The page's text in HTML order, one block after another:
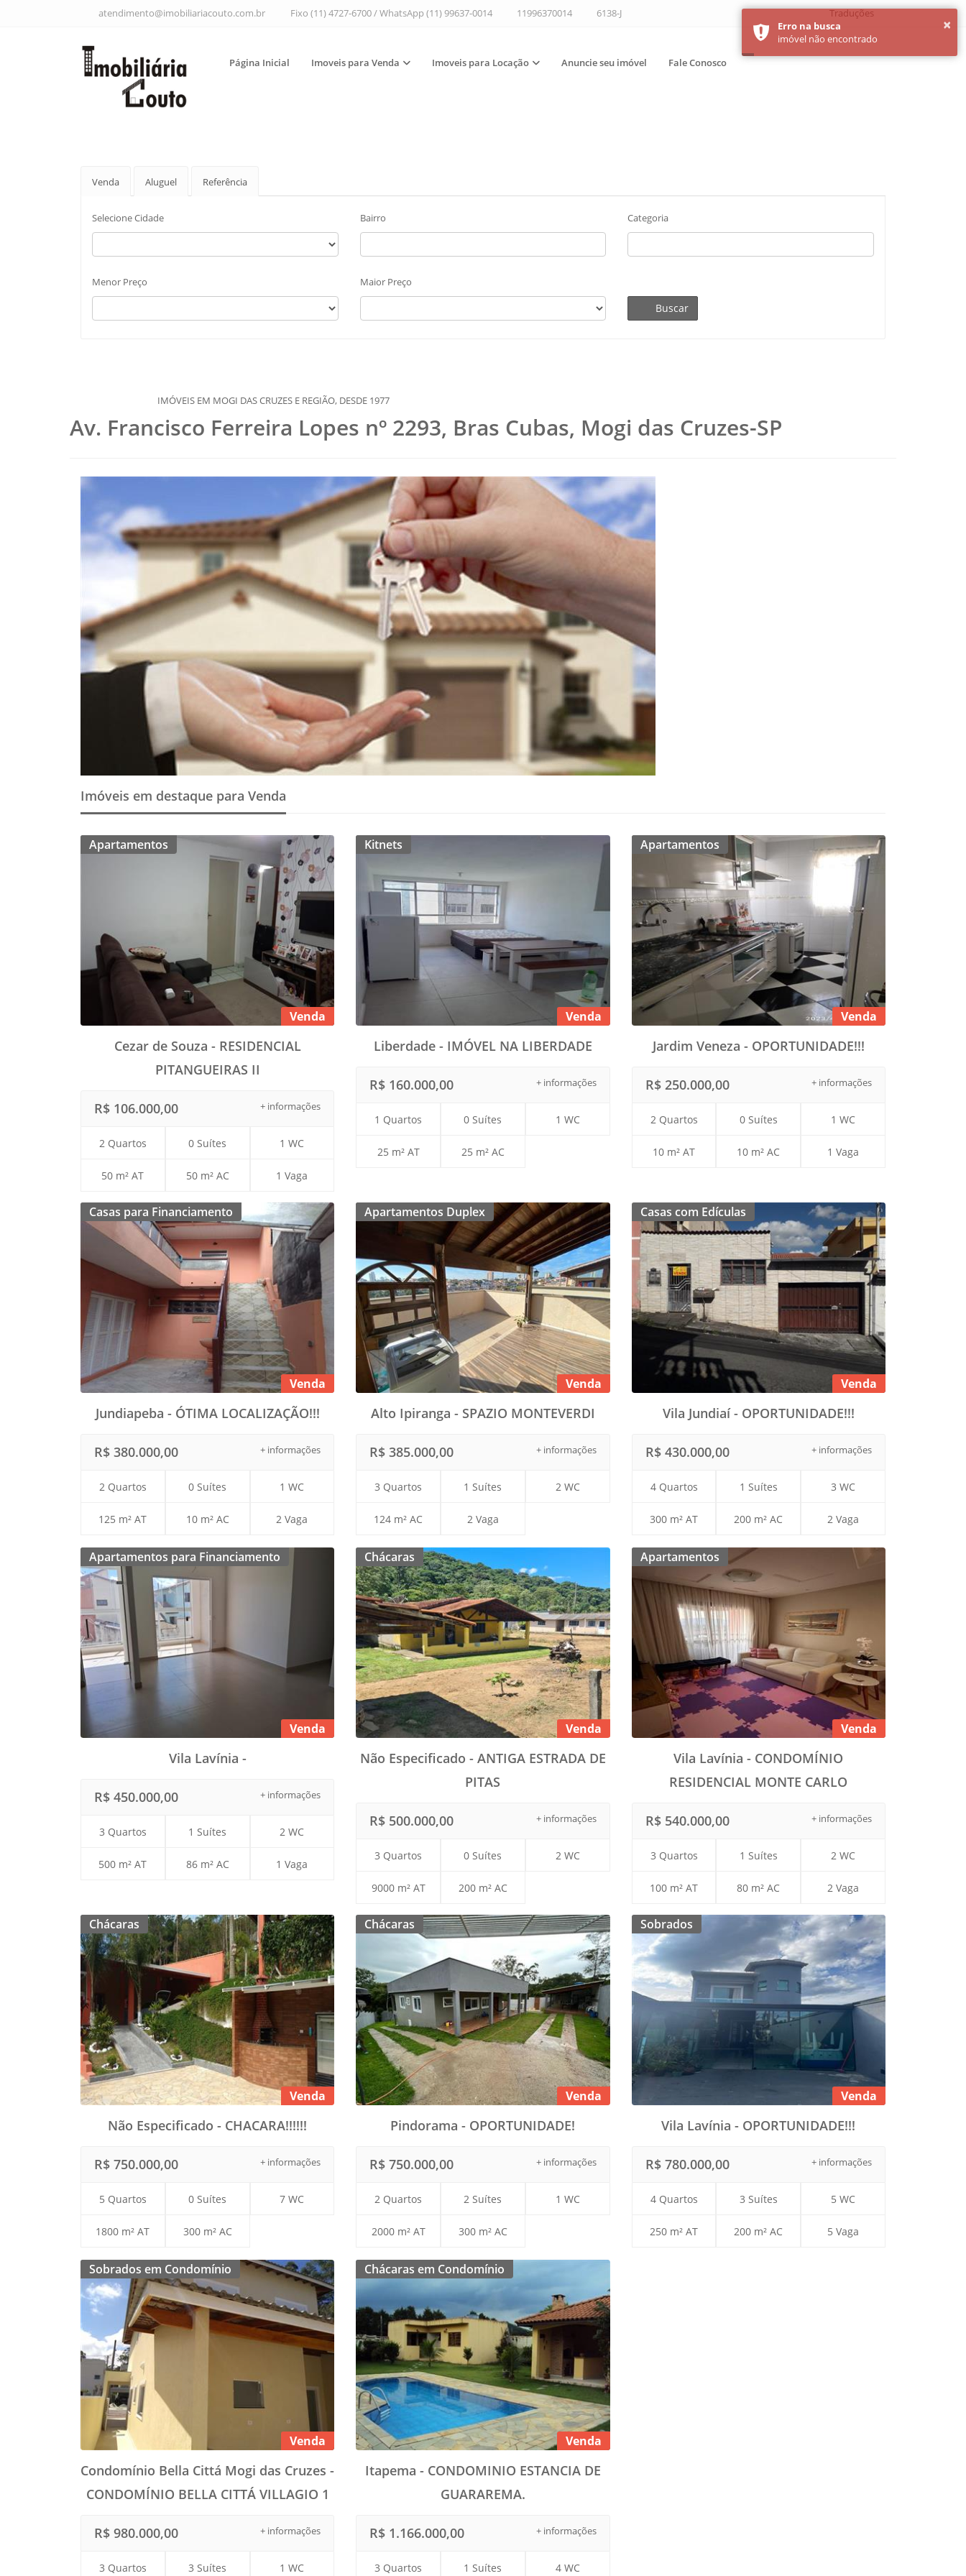
atendimento@imobiliariacouto.com.br Fixo (11) 4727-6700 / WhatsApp (11) 99637-0014 11996370014 6138-J Traduções
Página Inicial Imoveis para Venda Imoveis para Locação Anuncie seu imóvel Fale Conosco
Venda Aluguel Referência
Selecione Cidade Bairro Categoria
Menor Preço Maior Preço
Buscar
IMÓVEIS EM MOGI DAS CRUZES E REGIÃO, DESDE 1977
Av. Francisco Ferreira Lopes nº 2293, Bras Cubas, Mogi das Cruzes-SP
Imóveis em destaque para Venda
Apartamentos
Venda
Cezar de Souza - RESIDENCIAL
PITANGUEIRAS II
+ informações
R$ 106.000,00
2 Quartos 0 Suítes 1 WC
50 m² AT 50 m² AC 1 Vaga
Kitnets
Venda
Liberdade - IMÓVEL NA LIBERDADE
+ informações
R$ 160.000,00
1 Quartos 0 Suítes 1 WC
25 m² AT 25 m² AC
Apartamentos
Venda
Jardim Veneza - OPORTUNIDADE!!!
+ informações
R$ 250.000,00
2 Quartos 0 Suítes 1 WC
10 m² AT 10 m² AC 1 Vaga
Casas para Financiamento
Venda
Jundiapeba - ÓTIMA LOCALIZAÇÃO!!!
+ informações
R$ 380.000,00
2 Quartos 0 Suítes 1 WC
125 m² AT 10 m² AC 2 Vaga
Apartamentos Duplex
Venda
Alto Ipiranga - SPAZIO MONTEVERDI
+ informações
R$ 385.000,00
3 Quartos 1 Suítes 2 WC
124 m² AC 2 Vaga
Casas com Edículas
Venda
Vila Jundiaí - OPORTUNIDADE!!!
+ informações
R$ 430.000,00
4 Quartos 1 Suítes 3 WC
300 m² AT 200 m² AC 2 Vaga
Apartamentos para Financiamento
Venda
Vila Lavínia -
+ informações
R$ 450.000,00
3 Quartos 1 Suítes 2 WC
500 m² AT 86 m² AC 1 Vaga
Chácaras
Venda
Não Especificado - ANTIGA ESTRADA DE
PITAS
+ informações
R$ 500.000,00
3 Quartos 0 Suítes 2 WC
9000 m² AT 200 m² AC
Apartamentos
Venda
Vila Lavínia - CONDOMÍNIO
RESIDENCIAL MONTE CARLO
+ informações
R$ 540.000,00
3 Quartos 1 Suítes 2 WC
100 m² AT 80 m² AC 2 Vaga
Chácaras
Venda
Não Especificado - CHACARA!!!!!!
+ informações
R$ 750.000,00
5 Quartos 0 Suítes 7 WC
1800 m² AT 300 m² AC
Chácaras
Venda
Pindorama - OPORTUNIDADE!
+ informações
R$ 750.000,00
2 Quartos 2 Suítes 1 WC
2000 m² AT 300 m² AC
Sobrados
Venda
Vila Lavínia - OPORTUNIDADE!!!
+ informações
R$ 780.000,00
4 Quartos 3 Suítes 5 WC
250 m² AT 200 m² AC 5 Vaga
Sobrados em Condomínio
Venda
Condomínio Bella Cittá Mogi das Cruzes -
CONDOMÍNIO BELLA CITTÁ VILLAGIO 1
+ informações
R$ 980.000,00
3 Quartos 3 Suítes 1 WC
Chácaras em Condomínio
Venda
Itapema - CONDOMINIO ESTANCIA DE
GUARAREMA.
+ informações
R$ 1.166.000,00
3 Quartos 1 Suítes 4 WC